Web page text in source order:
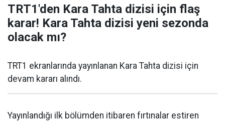
TRT1'den Kara Tahta dizisi için flaş
karar! Kara Tahta dizisi yeni sezonda
olacak mı?
TRT1 ekranlarında yayınlanan Kara Tahta dizisi için
devam kararı alındı.
Yayınlandığı ilk bölümden itibaren fırtınalar estiren